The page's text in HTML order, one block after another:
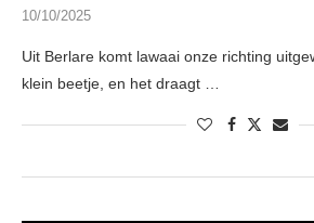
10/10/2025
Uit Berlare komt lawaai onze richting
klein beetje, en het draagt …